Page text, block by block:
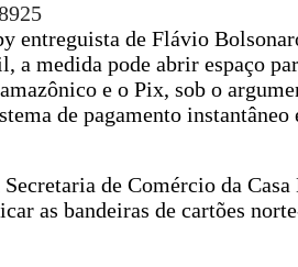
entreguista de Flávio
a medida pode abrir espaço
e o Pix, sob o
de pagamento instantâneo
de Comércio da Casa
as bandeiras de cartões